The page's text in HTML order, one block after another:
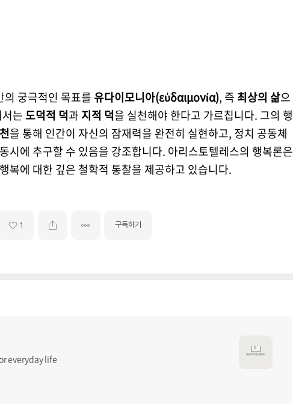
의 궁극적인 목표를 유다이모니아(εὐδαιμονία), 즉 최상의 삶으
는 도덕적 덕과 지적 덕을 실천해야 한다고 가르칩니다. 그의 행
을 통해 인간이 자신의 잠재력을 완전히 실현하고, 정치 공동체
시에 추구할 수 있음을 강조합니다. 아리스토텔레스의 행복론은
복에 대한 깊은 철학적 통찰을 제공하고 있습니다.
1 구독하기
everyday life